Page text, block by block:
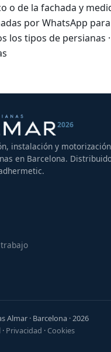
o de la fachada y
por WhatsApp
los tipos de persianas ·
2026
instalación y motorización
en Barcelona.
Almar · Barcelona · 2026
· Privacidad · Cookies